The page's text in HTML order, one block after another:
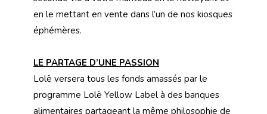
en le mettant en vente dans l’un de nos kiosques
éphémères.
LE PARTAGE D’UNE PASSION
Lolë versera tous les fonds amassés par le
programme Lolë Yellow Label à des banques
alimentaires partageant la même philosophie de